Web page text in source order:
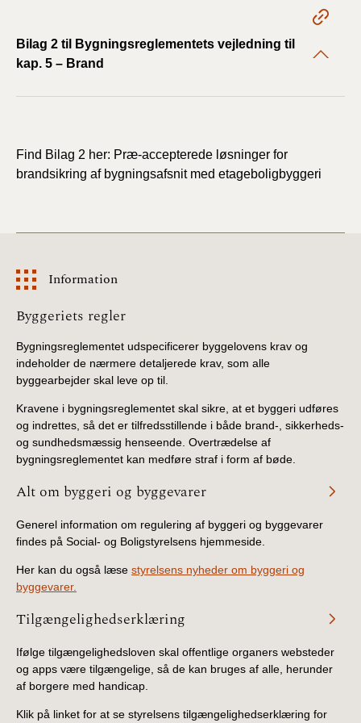
BR18 (1/1 - 30/6
2022)
BR18 (1/1-29/6
2021)
2020)
BR18 (10/3-30/6
2019)
BR18 (1/1-4/7 2019)
BR18 (1/7-31/12
2018)
BR18 (1/1-30/6
2018)
BR15 (2015-2018)
Tidligere BR (1961-
Bilag 2 til Bygningsreglementets vejledning til
kap. 5 – Brand
Find Bilag 2 her: Præ-accepterede løsninger for
brandsikring af bygningsafsnit med etageboligbyggeri
Information
Information
Byggeriets regler
Bygningsreglementet udspecificerer byggelovens krav og
indeholder de nærmere detaljerede krav, som alle
byggearbejder skal leve op til.
Kravene i bygningsreglementet skal sikre, at et byggeri udføres
og indrettes, så det er tilfredsstillende i både brand-, sikkerheds-
og sundhedsmæssig henseende. Overtrædelse af
bygningsreglementet kan medføre straf i form af bøde.
Alt om byggeri og byggevarer
Generel information om regulering af byggeri og byggevarer
findes på Social- og Boligstyrelsens hjemmeside.
Her kan du også læse styrelsens nyheder om byggeri og
byggevarer.
Tilgængelighedserklæring
Ifølge tilgængelighedsloven skal offentlige organers websteder
og apps være tilgængelige, så de kan bruges af alle, herunder
af borgere med handicap.
Klik på linket for at se styrelsens tilgængelighedserklæring for